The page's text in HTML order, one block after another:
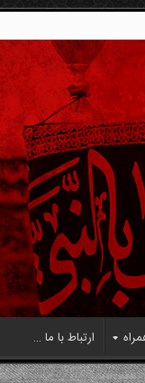
ارتباط با ما …